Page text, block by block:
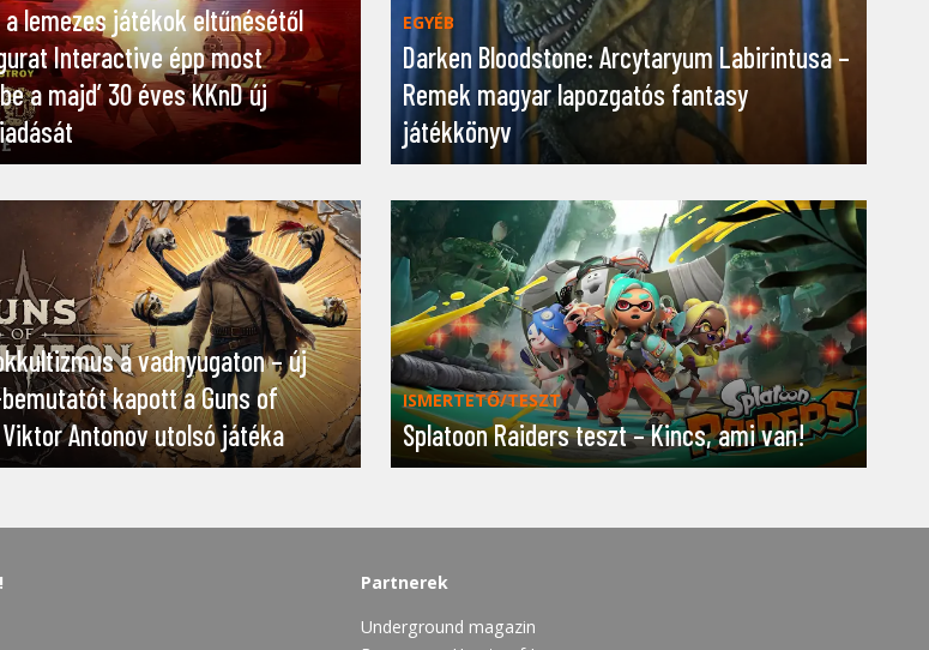
a lemezes játékok eltűnésétől
Interactive épp most
a majd’ 30 éves KKnD új
EGYÉB
Darken Bloodstone: Arcytaryum Labirintusa –
Remek magyar lapozgatós fantasy
játékkönyv
a vadnyugaton – új
kapott a Guns of
Antonov utolsó játéka
ISMERTETŐ/TESZT
Splatoon Raiders teszt – Kincs, ami van!
Partnerek
Underground magazin